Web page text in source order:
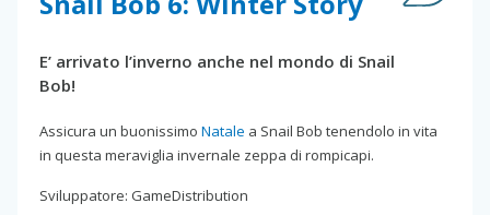
E’ arrivato l’inverno anche nel mondo di Snail
Bob!
Assicura un buonissimo Natale a Snail Bob tenendolo in vita
in questa meraviglia invernale zeppa di rompicapi.
Sviluppatore: GameDistribution